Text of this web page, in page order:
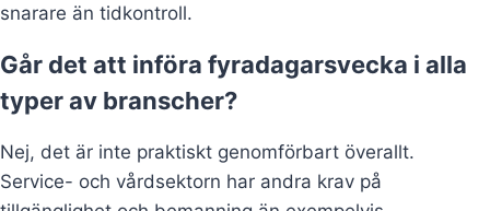
snarare än tidkontroll.
Går det att införa fyradagarsvecka i alla
typer av branscher?
Nej, det är inte praktiskt genomförbart överallt.
Service- och vårdsektorn har andra krav på